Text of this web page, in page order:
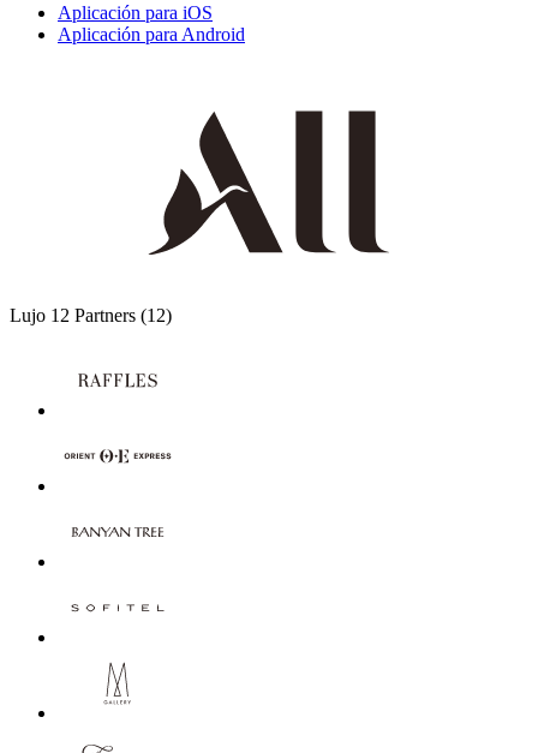
Aplicación para iOS
Aplicación para Android
Lujo 12 Partners (12)